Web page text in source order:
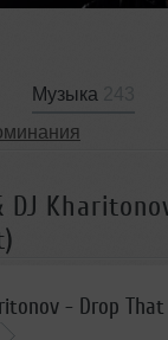
Музыка
DJ